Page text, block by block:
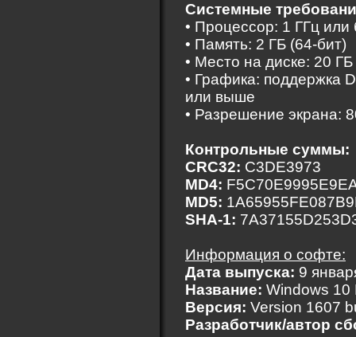
Системные
• Процессор: 1 ГГц
• Память: 2 ГБ (64-бит)
• Место на диске: 20
• Графика: поддержка
или выше
• Разрешение экрана:
Контрольные суммы:
CRC32: C3DE3973
MD4:
MD5:
SHA-1:
Информация о софте:
Дата выпуска: 9
Название: Windows 10
Версия: Version 1607
Разработчик/автор